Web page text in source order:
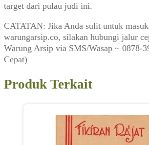
target dari pulau judi ini.
CATATAN: Jika Anda sulit untuk
warungarsip.co, silakan hubungi jalur
Warung Arsip via SMS/Wasap ~ 0878-
Cepat)
Produk Terkait